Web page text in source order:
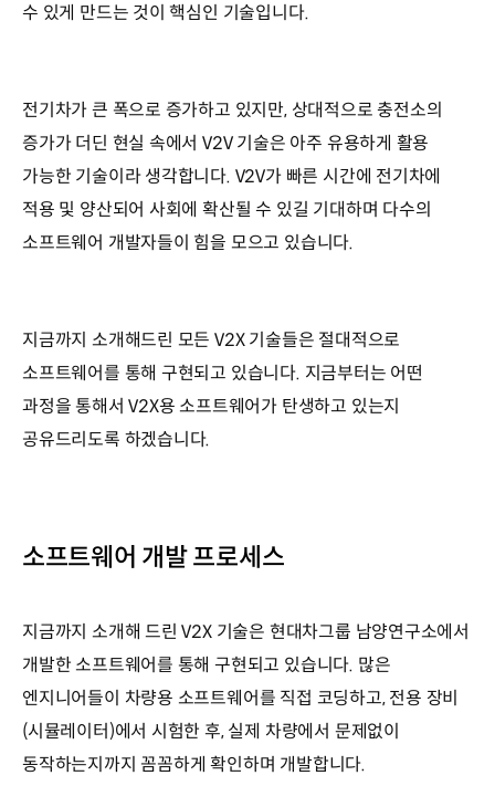
수 있게 만드는 것이 핵심인 기술입니다.
전기차가 큰 폭으로 증가하고 있지만, 상대적으로 충전소의
증가가 더딘 현실 속에서 V2V 기술은 아주 유용하게 활용
가능한 기술이라 생각합니다. V2V가 빠른 시간에 전기차에
적용 및 양산되어 사회에 확산될 수 있길 기대하며 다수의
소프트웨어 개발자들이 힘을 모으고 있습니다.
지금까지 소개해드린 모든 V2X 기술들은 절대적으로
소프트웨어를 통해 구현되고 있습니다. 지금부터는 어떤
과정을 통해서 V2X용 소프트웨어가 탄생하고 있는지
공유드리도록 하겠습니다.
소프트웨어 개발 프로세스
지금까지 소개해 드린 V2X 기술은 현대차그룹 남양연구소에서
개발한 소프트웨어를 통해 구현되고 있습니다. 많은
엔지니어들이 차량용 소프트웨어를 직접 코딩하고, 전용 장비
(시뮬레이터)에서 시험한 후, 실제 차량에서 문제없이
동작하는지까지 꼼꼼하게 확인하며 개발합니다.